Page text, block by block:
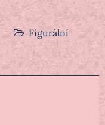
Figurální